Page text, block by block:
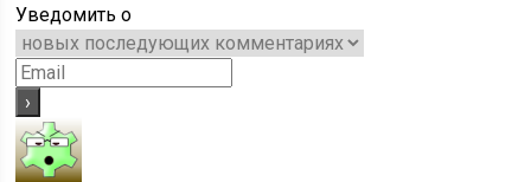
Уведомить о